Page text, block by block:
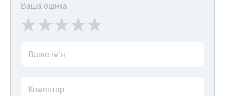
Ваша оцінка
Ваше ім’я
Коментар